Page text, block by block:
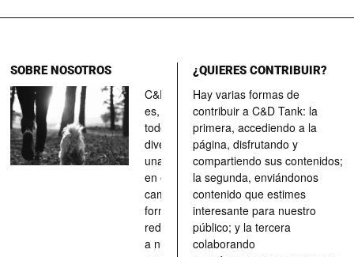
SOBRE NOSOTROS
C&D Tank
es, ante
todo, un
divertimento,
una parada
en el
camino, una
forma de
redescubrir
a nuestros
¿QUIERES CONTRIBUIR?
Hay varias formas de
contribuir a C&D Tank: la
primera, accediendo a la
página, disfrutando y
compartiendo sus contenidos;
la segunda, enviándonos
contenido que estimes
interesante para nuestro
público; y la tercera
colaborando